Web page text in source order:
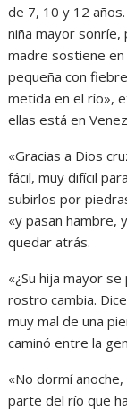
de 7, 10 y 12
niña mayor sonríe,
madre sostiene
pequeña con
metida en el río»,
ellas está en
«Gracias a Dios
fácil, muy difícil
subirlos por
«y pasan hambre,
quedar atrás.
«¿Su hija mayor
rostro cambia.
muy mal de una
caminó entre la
«No dormí
parte del río que